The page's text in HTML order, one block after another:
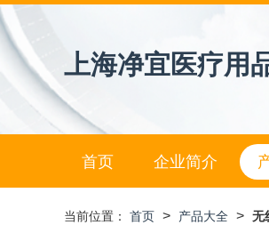
上海净宜医疗用
首页 企业简介
当前位置： 首页 > 产品大全 > 无